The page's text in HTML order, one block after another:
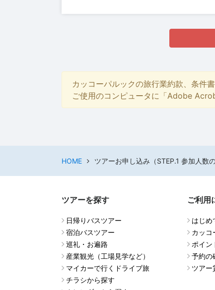
カッコーパルックの旅行業約款、条件
ご使用のコンピュータに「Adobe
HOME ツアーお申し込み（STEP.1 参加人数の
ツアーを探す
日帰りバスツアー
宿泊バスツアー
巡礼・お遍路
産業観光（工場見学など）
マイカーで行くドライブ旅
チラシから探す
ご利用
はじめ
カッコ
ポイン
予約の
ツアー